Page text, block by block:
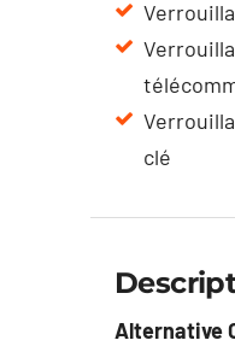
clé
Alternative